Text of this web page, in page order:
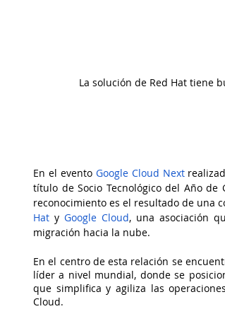
La solución de Red Hat tiene
En el evento Google Cloud Next
título de Socio Tecnológico del Año
reconocimiento es el resultado de una
Hat y Google Cloud, una asociación
migración hacia la nube.
En el centro de esta relación se
líder a nivel mundial, donde se
que simplifica y agiliza las
Cloud.